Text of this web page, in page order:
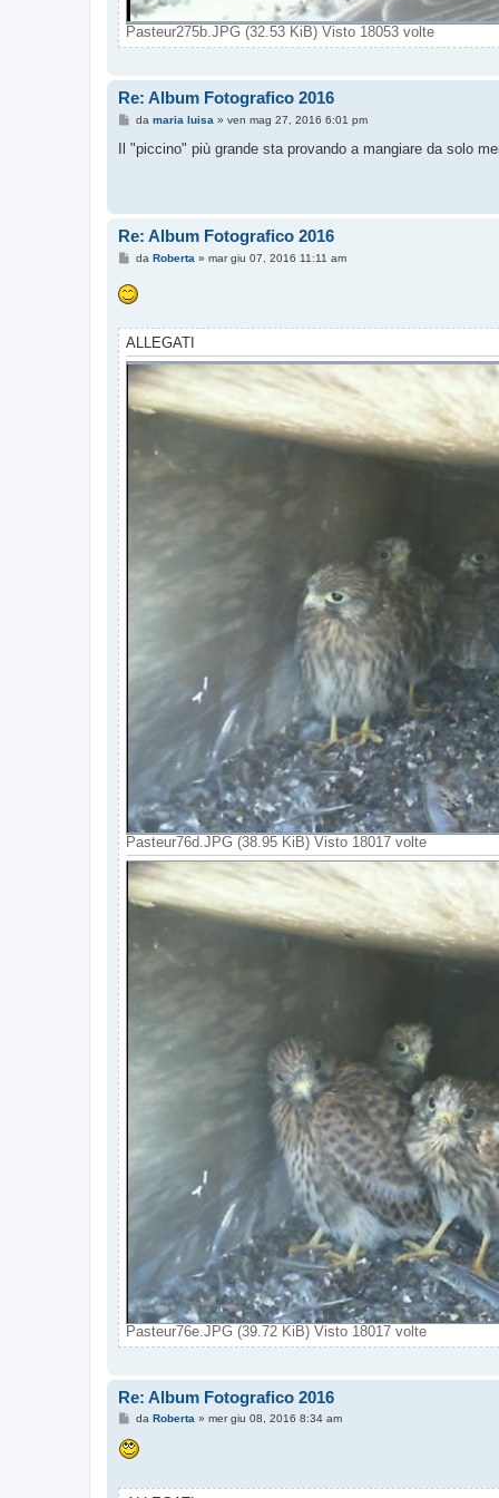
Pasteur275b.JPG (32.53 KiB) Visto 18053 volte
Re: Album Fotografico 2016
M
s
s
i
da maria luisa » ven mag 27, 2016 6:01 pm
Il "piccino" più grande sta provando a mangiare da solo
Re: Album Fotografico 2016
M
s
s
g
o
da Roberta » mar giu 07, 2016 11:11 am
ALLEGATI
Pasteur76d.JPG (38.95 KiB) Visto 18017 volte
Pasteur76e.JPG (39.72 KiB) Visto 18017 volte
Re: Album Fotografico 2016
M
s
s
da Roberta » mer giu 08, 2016 8:34 am